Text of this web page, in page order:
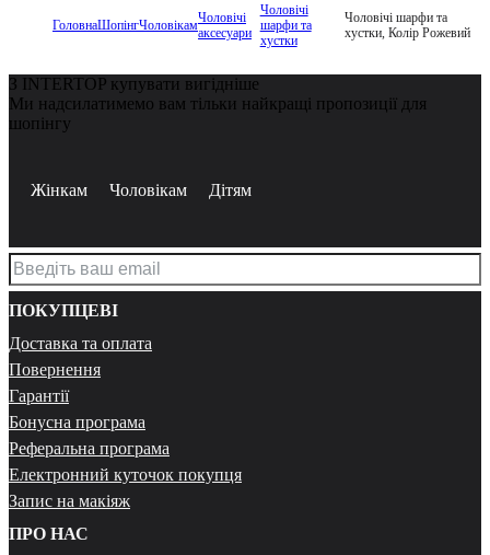
ГоловнаШопінгЧоловікамЧоловічі
аксесуари
Чоловічі
шарфи та
хустки
Чоловічі шарфи та
хустки, Колір Рожевий
З INTERTOP купувати вигідніше
Ми надсилатимемо вам тільки найкращі пропозиції для
шопінгу
Жінкам Чоловікам Дітям
ПОКУПЦЕВІ
Доставка та оплата
Повернення
Гарантії
Бонусна програма
Реферальна програма
Електронний куточок покупця
Запис на макіяж
ПРО НАС